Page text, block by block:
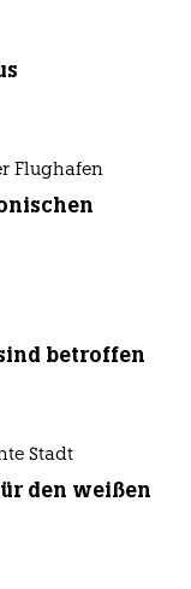
Flughafen
betroffen
Stadt
den weißen